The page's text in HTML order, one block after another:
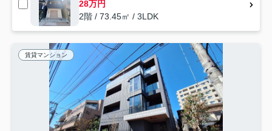
28万円
2階 / 73.45㎡ / 3LDK
賃貸マンション